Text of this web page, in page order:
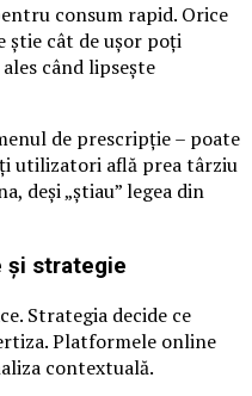
consum rapid. Orice
știe cât de ușor poți
când lipsește
de prescripție – poate
utilizatori află prea târziu
deși „știau” legea din
și strategie
Strategia decide ce
Platformele online
contextuală.